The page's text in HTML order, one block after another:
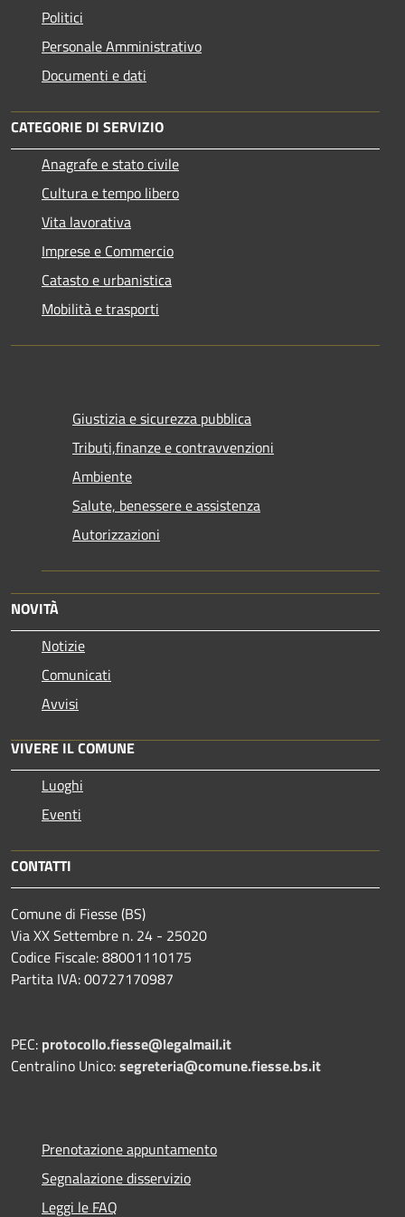
Politici
Personale Amministrativo
Documenti e dati
CATEGORIE DI SERVIZIO
Anagrafe e stato civile
Cultura e tempo libero
Vita lavorativa
Imprese e Commercio
Catasto e urbanistica
Mobilità e trasporti
Giustizia e sicurezza pubblica
Tributi,finanze e contravvenzioni
Ambiente
Salute, benessere e assistenza
Autorizzazioni
NOVITÀ
Notizie
Comunicati
Avvisi
VIVERE IL COMUNE
Luoghi
Eventi
CONTATTI
Comune di Fiesse (BS)
Via XX Settembre n. 24 - 25020
Codice Fiscale: 88001110175
Partita IVA: 00727170987
PEC: protocollo.fiesse@legalmail.it
Centralino Unico:segreteria@comune.fiesse.bs.it
Prenotazione appuntamento
Segnalazione disservizio
Leggi le FAQ